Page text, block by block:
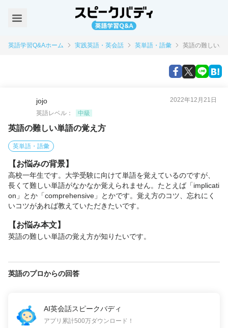
英語学習Q&Aホーム 実践英語・英会話 英単語・語彙 英語の難しい単
jojo
2022年12月21日
英語レベル：
中級
英語の難しい単語の覚え方
英単語・語彙
【お悩みの背景】
高校一年生です。大学受験に向けて単語を覚えているのですが、
長くて難しい単語がなかなか覚えられません。たとえば「implicati
on」とか「comprehensive」とかです。覚え方のコツ、忘れにく
いコツがあれば教えていただきたいです。
【お悩み本文】
英語の難しい単語の覚え方が知りたいです。
英語のプロからの回答
AI英会話スピークバディ
アプリ累計500万ダウンロード！